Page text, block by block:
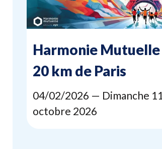
Harmonie Mutuelle
20km de Paris
04/02/2026 — Dimanche 11
octobre 2026